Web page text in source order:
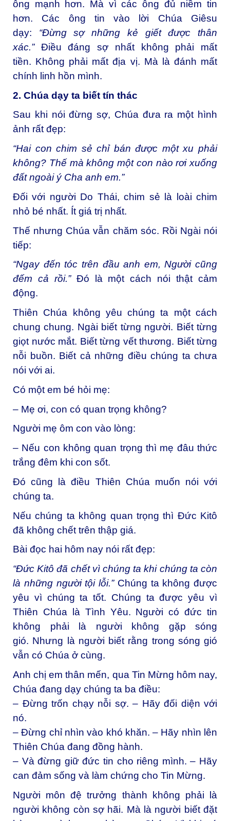
ông mạnh hơn. Mà vì các ông đủ niềm tin
hơn. Các ông tin vào lời Chúa Giêsu
dạy: “Đừng sợ những kẻ giết được thân
xác.”
Điều đáng sợ nhất không phải mất
tiền. Không phải mất địa vị. Mà là đánh mất
chính linh hồn mình.
2. Chúa dạy ta biết tín thác
Sau khi nói đừng sợ, Chúa đưa ra một hình
ảnh rất đẹp:
“Hai con chim sẻ chỉ bán được một xu phải
không? Thế mà không một con nào rơi xuống
đất ngoài ý Cha anh em.”
Đối với người Do Thái, chim sẻ là loài chim
nhỏ bé nhất. Ít giá trị nhất.
Thế nhưng Chúa vẫn chăm sóc. Rồi Ngài nói
tiếp:
“Ngay đến tóc trên đầu anh em, Người cũng
đếm cả rồi.” Đó là một cách nói thật cảm
động.
Thiên Chúa không yêu chúng ta một cách
chung chung. Ngài biết từng người. Biết từng
giọt nước mắt. Biết từng vết thương. Biết từng
nỗi buồn. Biết cả những điều chúng ta chưa
nói với ai.
Có một em bé hỏi mẹ:
– Mẹ ơi, con có quan trọng không?
Người mẹ ôm con vào lòng:
– Nếu con không quan trọng thì mẹ đâu thức
trắng đêm khi con sốt.
Đó cũng là điều Thiên Chúa muốn nói với
chúng ta.
Nếu chúng ta không quan trọng thì Đức Kitô
đã không chết trên thập giá.
Bài đọc hai hôm nay nói rất đẹp:
“Đức Kitô đã chết vì chúng ta khi chúng ta còn
là những người tội lỗi.” Chúng ta không được
yêu vì chúng ta tốt. Chúng ta được yêu vì
Thiên Chúa là Tình Yêu. Người có đức tin
không phải là người không gặp sóng
gió. Nhưng là người biết rằng trong sóng gió
vẫn có Chúa ở cùng.
Anh chị em thân mến, qua Tin Mừng hôm nay,
Chúa đang dạy chúng ta ba điều:
– Đừng trốn chạy nỗi sợ. – Hãy đối diện với
nó.
– Đừng chỉ nhìn vào khó khăn. – Hãy nhìn lên
Thiên Chúa đang đồng hành.
– Và đừng giữ đức tin cho riêng mình. – Hãy
can đảm sống và làm chứng cho Tin Mừng.
Người môn đệ trưởng thành không phải là
người không còn sợ hãi. Mà là người biết đặt